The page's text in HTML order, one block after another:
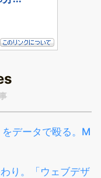
データで殴る。M
り。「ウェブデザ